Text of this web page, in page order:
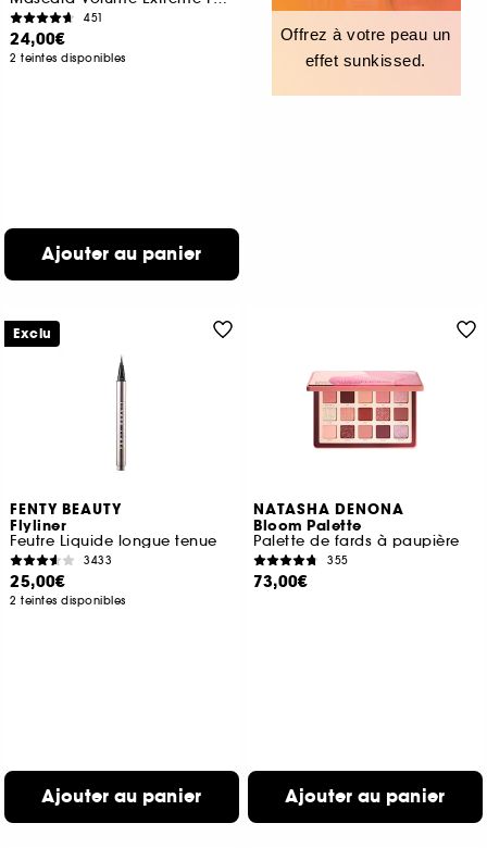
451
24,00€
2 teintes disponibles
Ajouter au panier
Offrez à votre peau un
effet sunkissed.
FENTY BEAUTY
Flyliner
Feutre Liquide longue tenue
3433
25,00€
2 teintes disponibles
Ajouter au panier
Exclu
NATASHA DENONA
Bloom Palette
Palette de fards à paupière
355
73,00€
Ajouter au panier